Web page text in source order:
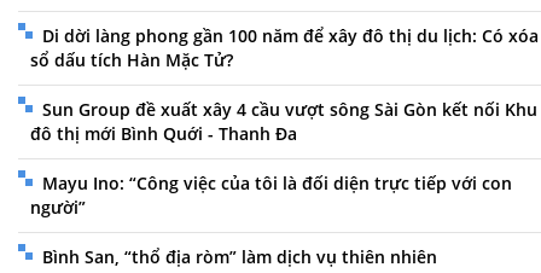
Di dời làng phong gần 100 năm để xây đô thị du lịch: Có xóa
sổ dấu tích Hàn Mặc Tử?
Sun Group đề xuất xây 4 cầu vượt sông Sài Gòn kết nối Khu
đô thị mới Bình Quới - Thanh Đa
Mayu Ino: “Công việc của tôi là đối diện trực tiếp với con
người”
Bình San, “thổ địa ròm” làm dịch vụ thiên nhiên